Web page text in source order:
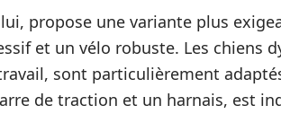
propose une variante plus
et un vélo robuste. Les chiens
sont particulièrement
de traction et un harnais, est